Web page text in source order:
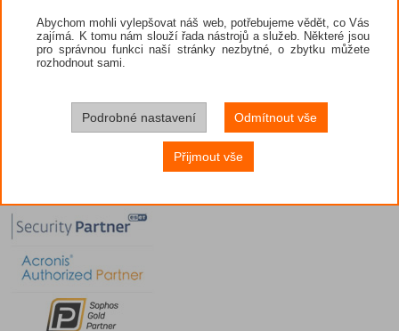
Abychom mohli vylepšovat náš web, potřebujeme vědět, co Vás
zajímá. K tomu nám slouží řada nástrojů a služeb. Některé jsou
pro správnou funkci naší stránky nezbytné, o zbytku můžete
rozhodnout sami.
Podrobné nastavení Odmítnout vše
Přijmout vše